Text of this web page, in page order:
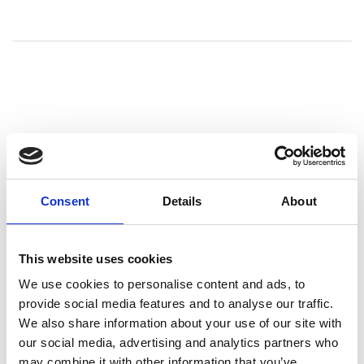
Consent Details About
This website uses cookies
We use cookies to personalise content and ads, to
provide social media features and to analyse our traffic.
We also share information about your use of our site with
our social media, advertising and analytics partners who
Föregående
Föregående
inlägg:
Filmat